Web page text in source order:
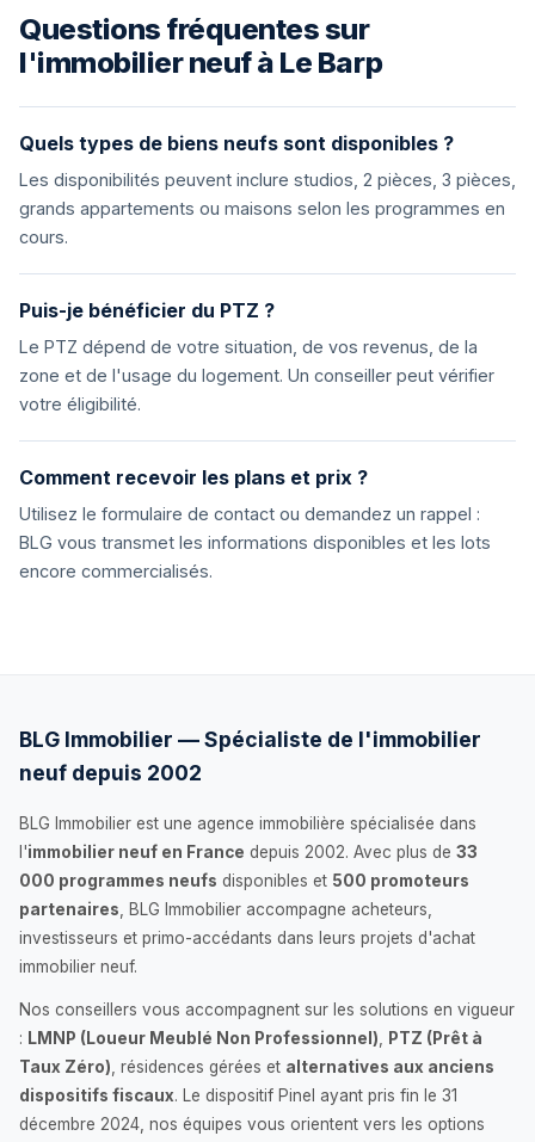
Questions fréquentes sur
l'immobilier neuf à Le Barp
Quels types de biens neufs sont disponibles ?
Les disponibilités peuvent inclure studios, 2 pièces, 3 pièces,
grands appartements ou maisons selon les programmes en
cours.
Puis-je bénéficier du PTZ ?
Le PTZ dépend de votre situation, de vos revenus, de la
zone et de l'usage du logement. Un conseiller peut vérifier
votre éligibilité.
Comment recevoir les plans et prix ?
Utilisez le formulaire de contact ou demandez un rappel :
BLG vous transmet les informations disponibles et les lots
encore commercialisés.
BLG Immobilier — Spécialiste de l'immobilier
neuf depuis 2002
BLG Immobilier est une agence immobilière spécialisée dans
l'immobilier neuf en France depuis 2002. Avec plus de 33
000 programmes neufs disponibles et 500 promoteurs
partenaires , BLG Immobilier accompagne acheteurs,
investisseurs et primo-accédants dans leurs projets d'achat
immobilier neuf.
Nos conseillers vous accompagnent sur les solutions en vigueur
: LMNP (Loueur Meublé Non Professionnel)
PTZ (Prêt à
Taux Zéro) , résidences gérées et alternatives aux anciens
dispositifs fiscaux. Le dispositif Pinel ayant pris fin le 31
décembre 2024, nos équipes vous orientent vers les options